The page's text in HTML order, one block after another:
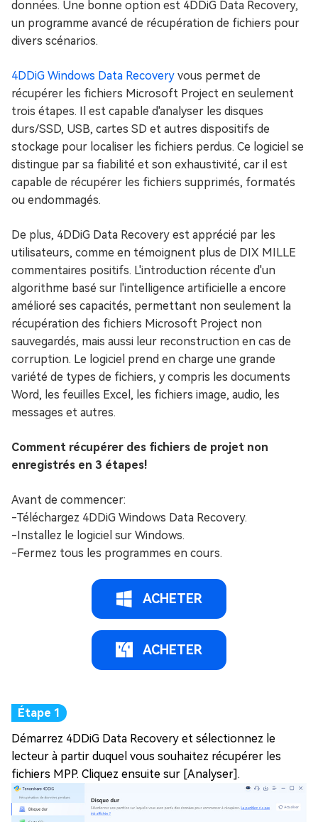
données. Une bonne option est 4DDiG Data Recovery,
un programme avancé de récupération de fichiers pour
divers scénarios.
4DDiG Windows Data Recovery vous permet de
récupérer les fichiers Microsoft Project en seulement
trois étapes. Il est capable d'analyser les disques
durs/SSD, USB, cartes SD et autres dispositifs de
stockage pour localiser les fichiers perdus. Ce logiciel se
distingue par sa fiabilité et son exhaustivité, car il est
capable de récupérer les fichiers supprimés, formatés
ou endommagés.
De plus, 4DDiG Data Recovery est apprécié par les
utilisateurs, comme en témoignent plus de DIX MILLE
commentaires positifs. L'introduction récente d'un
algorithme basé sur l'intelligence artificielle a encore
amélioré ses capacités, permettant non seulement la
récupération des fichiers Microsoft Project non
sauvegardés, mais aussi leur reconstruction en cas de
corruption. Le logiciel prend en charge une grande
variété de types de fichiers, y compris les documents
Word, les feuilles Excel, les fichiers image, audio, les
messages et autres.
Comment récupérer des fichiers de projet non
enregistrés en 3 étapes!
Avant de commencer:
-Téléchargez 4DDiG Windows Data Recovery.
-Installez le logiciel sur Windows.
-Fermez tous les programmes en cours.
ACHETER
ACHETER
Démarrez 4DDiG Data Recovery et sélectionnez le
lecteur à partir duquel vous souhaitez récupérer les
fichiers MPP. Cliquez ensuite sur [Analyser].